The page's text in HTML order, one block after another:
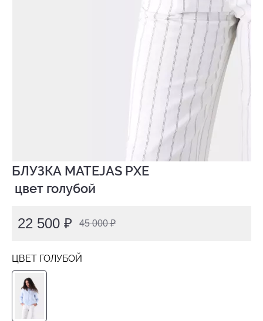
БЛУЗКА MATEJAS PXE
цвет голубой
22 500 ₽ 45 000 ₽
ЦВЕТ ГОЛУБОЙ